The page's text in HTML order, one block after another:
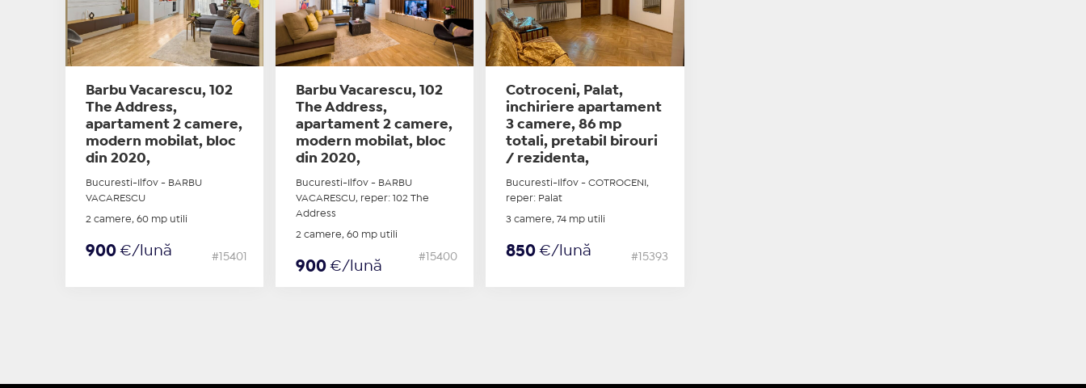
Barbu Vacarescu, 102
The Address,
apartament 2 camere,
modern mobilat, bloc
din 2020,
Bucuresti-Ilfov - BARBU
VACARESCU
2 camere, 60 mp utili
900 €/lună #15401
Barbu Vacarescu, 102
The Address,
apartament 2 camere,
modern mobilat, bloc
din 2020,
Bucuresti-Ilfov - BARBU
VACARESCU, reper: 102 The
Address
2 camere, 60 mp utili
900€/lună
#15400
Cotroceni, Palat,
inchiriere apartament
3 camere, 86 mp
totali, pretabil birouri
/ rezidenta,
Bucuresti-Ilfov - COTROCENI,
reper: Palat
3 camere, 74 mp utili
850€/lună #15393